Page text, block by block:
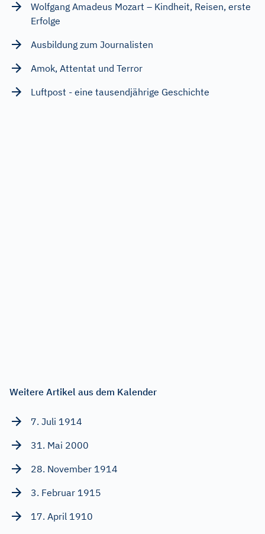
Wolfgang Amadeus Mozart – Kindheit, Reisen, erste
Erfolge
Ausbildung zum Journalisten
Amok, Attentat und Terror
Luftpost - eine tausendjährige Geschichte
Weitere Artikel aus dem Kalender
7. Juli 1914
31. Mai 2000
28. November 1914
3. Februar 1915
17. April 1910